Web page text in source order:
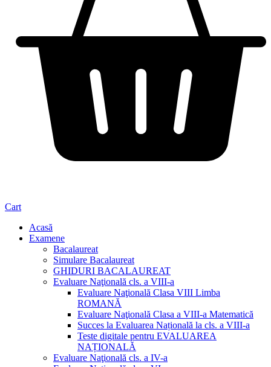
Cart
Acasă
Examene
Bacalaureat
Simulare Bacalaureat
GHIDURI BACALAUREAT
Evaluare Naţională cls. a VIII-a
Evaluare Naţională Clasa VIII Limba
ROMANĂ
Evaluare Naţională Clasa a VIII-a Matematică
Succes la Evaluarea Națională la cls. a VIII-a
Teste digitale pentru EVALUAREA
NAȚIONALĂ
Evaluare Naţională cls. a IV-a